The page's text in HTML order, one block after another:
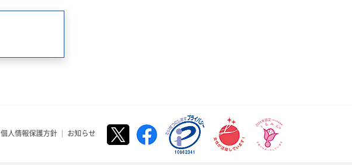
個人情報保護方針 お知らせ